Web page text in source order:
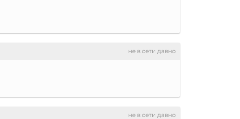
не в сети давно
не в сети давно